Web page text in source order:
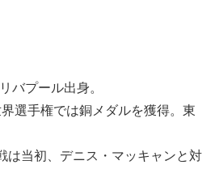
バプール出身。
選手権では銅メダルを獲得。東
は当初、デニス・マッキャンと対